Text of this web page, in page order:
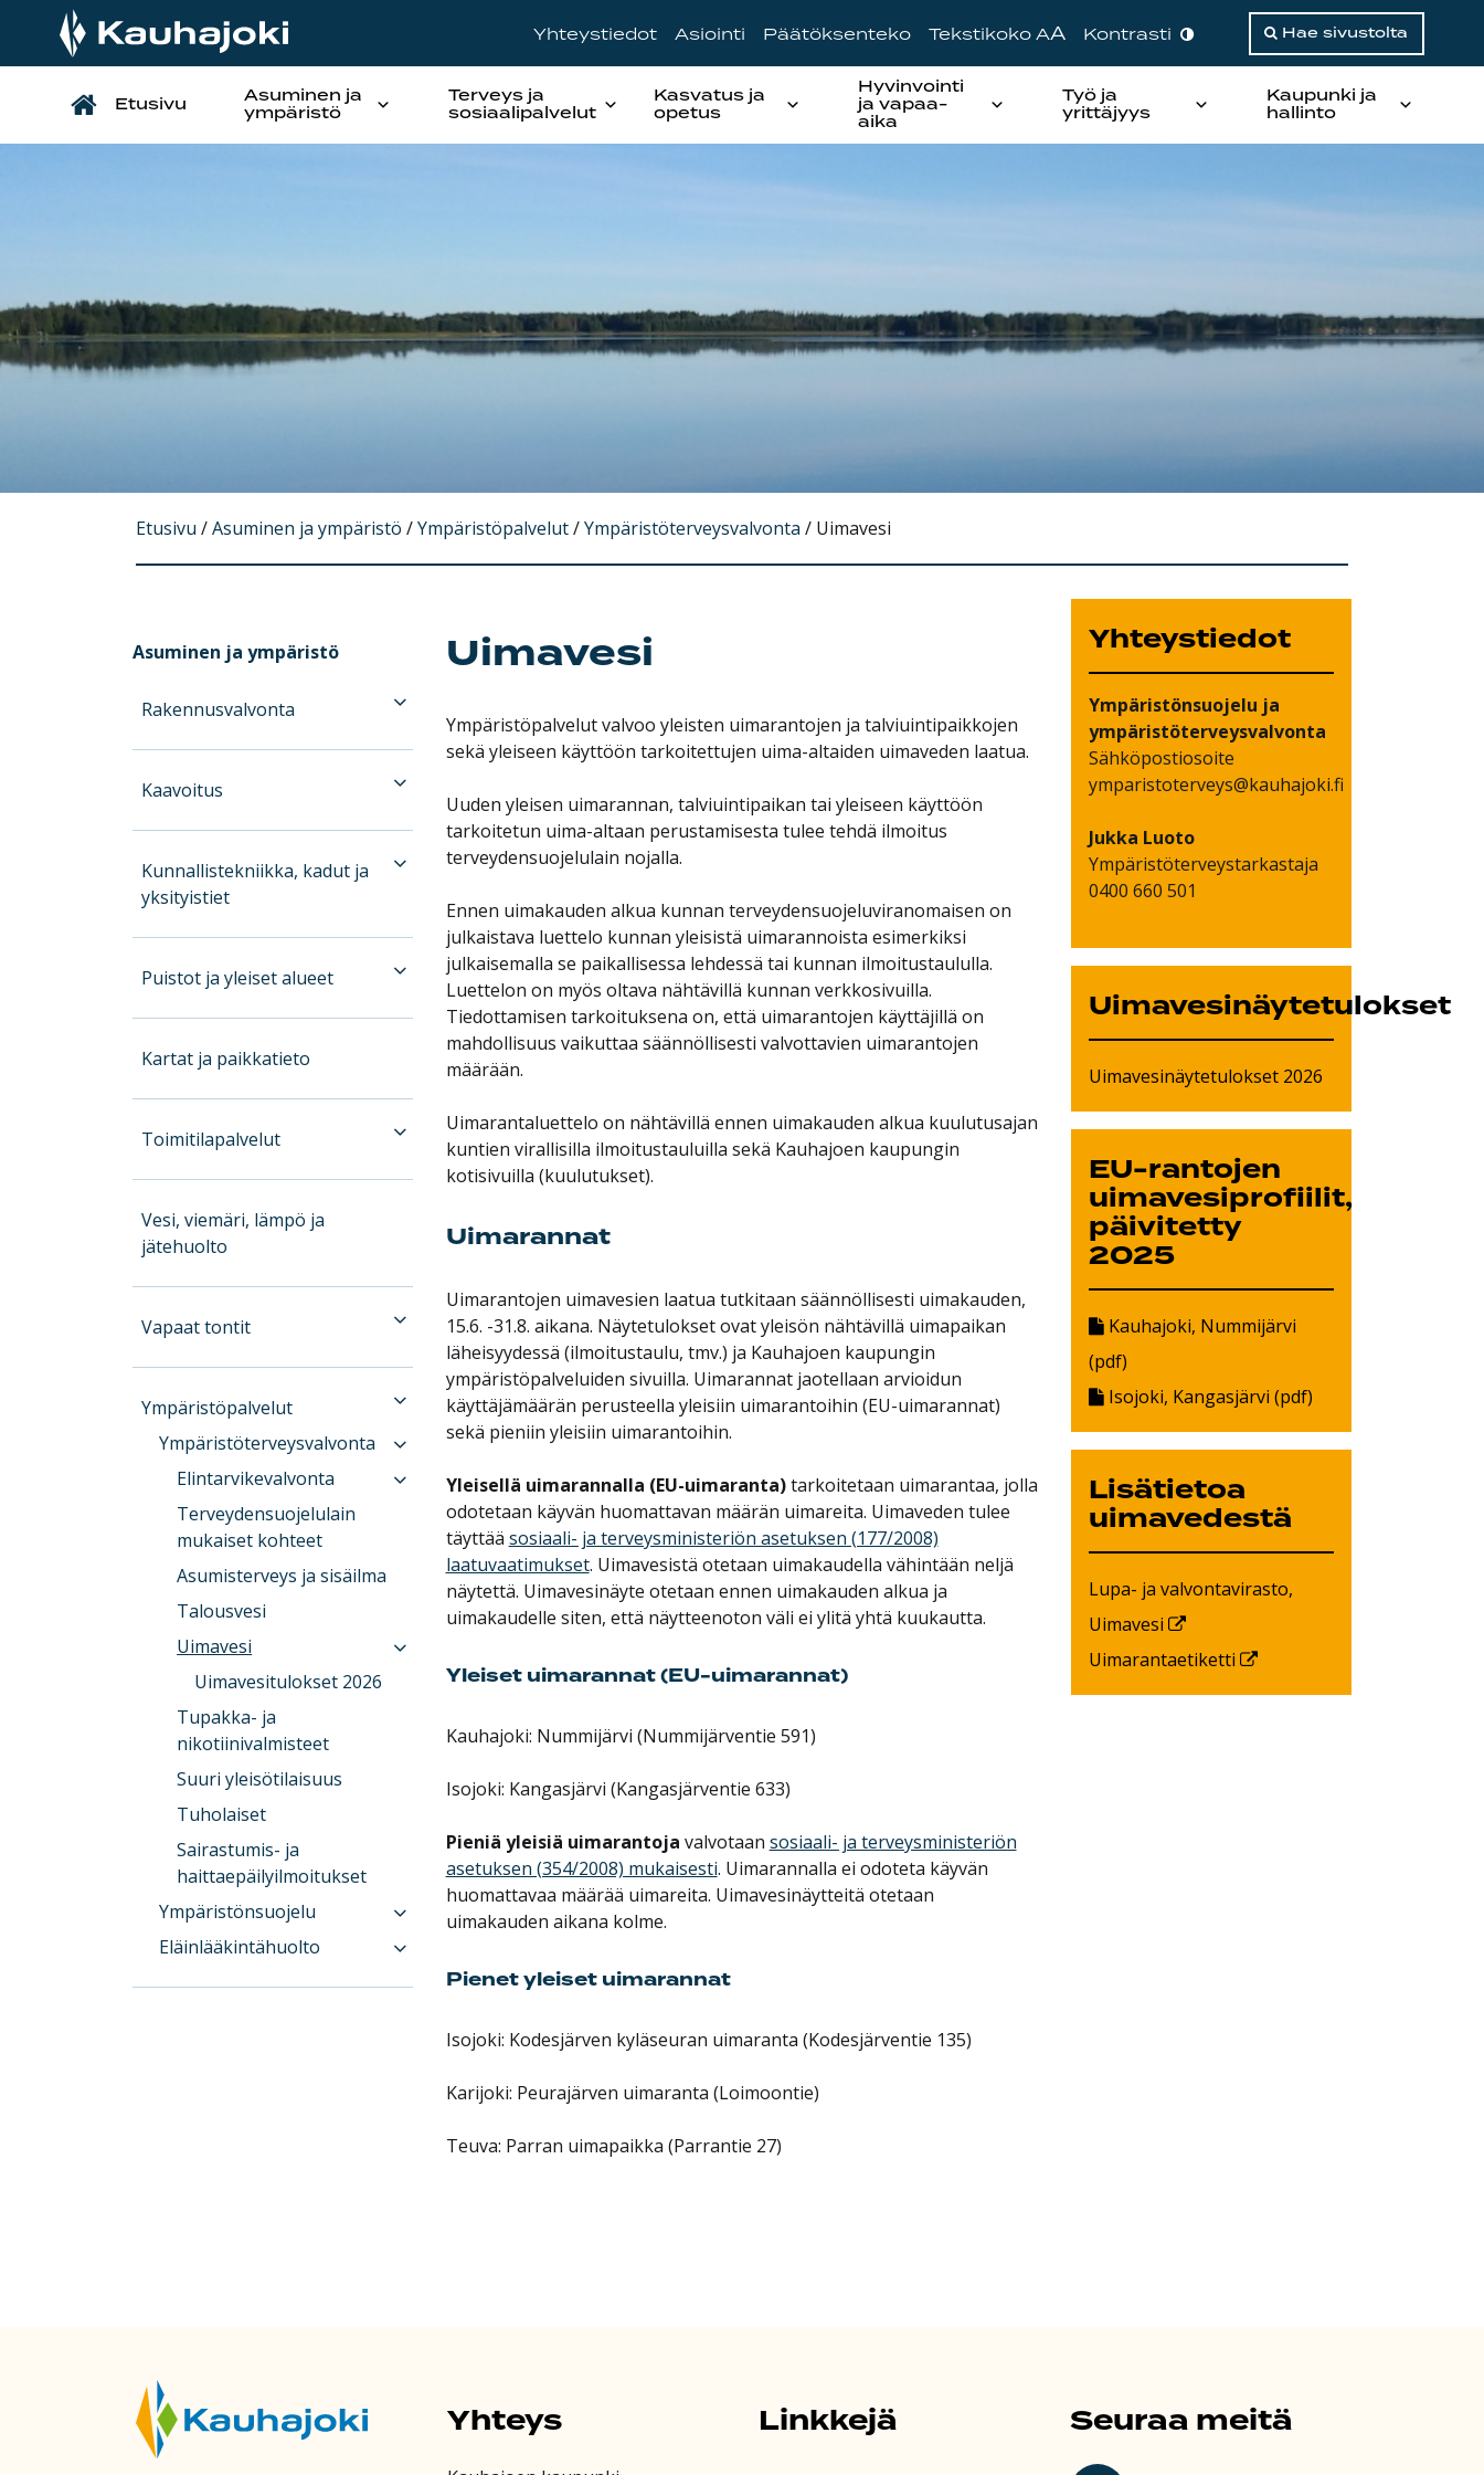
Yhteystiedot Asiointi Päätöksenteko Tekstikoko AA Kontrasti Hae sivustolta
Päävalikko
Etusivu Asuminen ja
ympäristö
Terveys ja
sosiaalipalvelut
Kasvatus ja
opetus
Hyvinvointi
ja vapaa-
aika
Työ ja
yrittäjyys
Kaupunki ja
hallinto
Etusivu /Asuminen ja ympäristö /Ympäristöpalvelut/Ympäristöterveysvalvonta / Uimavesi
Asuminen ja ympäristö
Rakennusvalvonta
Kaavoitus
Kunnallistekniikka, kadut ja
yksityistiet
Puistot ja yleiset alueet
Kartat ja paikkatieto
Toimitilapalvelut
Vesi, viemäri, lämpö ja
jätehuolto
Vapaat tontit
Ympäristöpalvelut
Ympäristöterveysvalvonta
Elintarvikevalvonta
Terveydensuojelulain
mukaiset kohteet
Asumisterveys ja sisäilma
Talousvesi
Uimavesi
Uimavesitulokset 2026
Tupakka- ja
nikotiinivalmisteet
Suuri yleisötilaisuus
Tuholaiset
Sairastumis- ja
haittaepäilyilmoitukset
Ympäristönsuojelu
Eläinlääkintähuolto
Uimavesi
Ympäristöpalvelut valvoo yleisten uimarantojen ja talviuintipaikkojen
sekä yleiseen käyttöön tarkoitettujen uima-altaiden uimaveden laatua.
Uuden yleisen uimarannan, talviuintipaikan tai yleiseen käyttöön
tarkoitetun uima-altaan perustamisesta tulee tehdä ilmoitus
terveydensuojelulain nojalla.
Ennen uimakauden alkua kunnan terveydensuojeluviranomaisen on
julkaistava luettelo kunnan yleisistä uimarannoista esimerkiksi
julkaisemalla se paikallisessa lehdessä tai kunnan ilmoitustaululla.
Luettelon on myös oltava nähtävillä kunnan verkkosivuilla.
Tiedottamisen tarkoituksena on, että uimarantojen käyttäjillä on
mahdollisuus vaikuttaa säännöllisesti valvottavien uimarantojen
määrään.
Uimarantaluettelo on nähtävillä ennen uimakauden alkua kuulutusajan
kuntien virallisilla ilmoitustauluilla sekä Kauhajoen kaupungin
kotisivuilla (kuulutukset).
Uimarannat
Uimarantojen uimavesien laatua tutkitaan säännöllisesti uimakauden,
15.6. -31.8. aikana. Näytetulokset ovat yleisön nähtävillä uimapaikan
läheisyydessä (ilmoitustaulu, tmv.) ja Kauhajoen kaupungin
ympäristöpalveluiden sivuilla. Uimarannat jaotellaan arvioidun
käyttäjämäärän perusteella yleisiin uimarantoihin (EU-uimarannat)
sekä pieniin yleisiin uimarantoihin.
Yleisellä uimarannalla (EU-uimaranta)tarkoitetaan uimarantaa, jolla
odotetaan käyvän huomattavan määrän uimareita. Uimaveden tulee
täyttää sosiaali- ja terveysministeriön asetuksen (177/2008)
laatuvaatimukset. Uimavesistä otetaan uimakaudella vähintään neljä
näytettä. Uimavesinäyte otetaan ennen uimakauden alkua ja
uimakaudelle siten, että näytteenoton väli ei ylitä yhtä kuukautta.
Yleiset uimarannat (EU-uimarannat)
Kauhajoki: Nummijärvi (Nummijärventie 591)
Isojoki: Kangasjärvi (Kangasjärventie 633)
Pieniä yleisiä uimarantoja valvotaan sosiaali- ja terveysministeriön
asetuksen (354/2008) mukaisesti. Uimarannalla ei odoteta käyvän
huomattavaa määrää uimareita. Uimavesinäytteitä otetaan
uimakauden aikana kolme.
Pienet yleiset uimarannat
Isojoki: Kodesjärven kyläseuran uimaranta (Kodesjärventie 135)
Karijoki: Peurajärven uimaranta (Loimoontie)
Teuva: Parran uimapaikka (Parrantie 27)
Yhteystiedot
Ympäristönsuojelu ja
ympäristöterveysvalvonta
Sähköpostiosoite
ymparistoterveys@kauhajoki.fi
Jukka Luoto
Ympäristöterveystarkastaja
0400 660 501
Uimavesinäytetulokset
Uimavesinäytetulokset 2026
EU-rantojen
uimavesiprofiilit,
päivitetty
2025
Kauhajoki, Nummijärvi
(pdf)
Isojoki, Kangasjärvi (pdf)
Lisätietoa
uimavedestä
Lupa- ja valvontavirasto,
Uimavesi
Uimarantaetiketti
Yhteys Linkkejä Seuraa meitä